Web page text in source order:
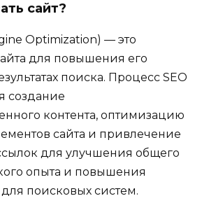
сайт?
Optimization) — это
для повышения его
поиска. Процесс SEO
создание
контента, оптимизацию
сайта и привлечение
для улучшения общего
опыта и повышения
поисковых систем.